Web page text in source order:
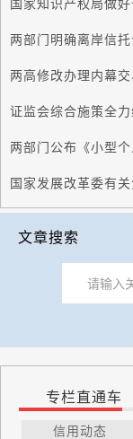
两部门明确离岸信
文章搜索
专栏直通车
信用动态